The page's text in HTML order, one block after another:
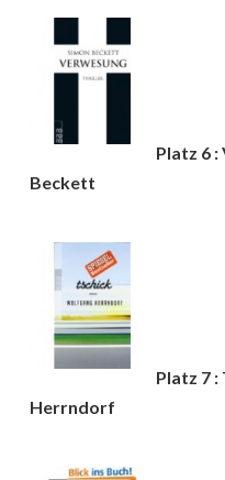
Platz 6 :
Beckett
Platz 7
Herrndorf